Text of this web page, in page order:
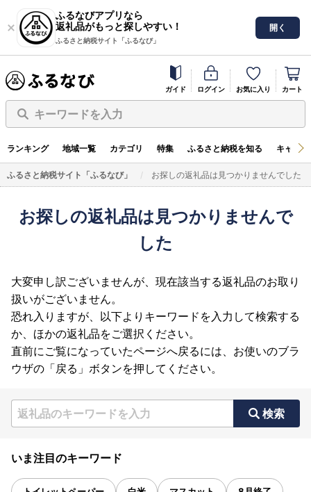
ふるなびアプリなら
返礼品がもっと探しやすい！
ふるさと納税サイト「ふるなび」
開く
ガイド ログイン お気に入り カート
キーワードを入力
ランキング 地域一覧 カテゴリ 特集 ふるさと納税を知る キャン
ふるさと納税サイト「ふるなび」 お探しの返礼品は見つかりませんでした
お探しの返礼品は見つかりませんで
した
大変申し訳ございませんが、現在該当する返礼品のお取り
扱いがございません。
恐れ入りますが、以下よりキーワードを入力して検索する
か、ほかの返礼品をご選択ください。
直前にご覧になっていたページへ戻るには、お使いのブラ
ウザの「戻る」ボタンを押してください。
検索
いま注目のキーワード